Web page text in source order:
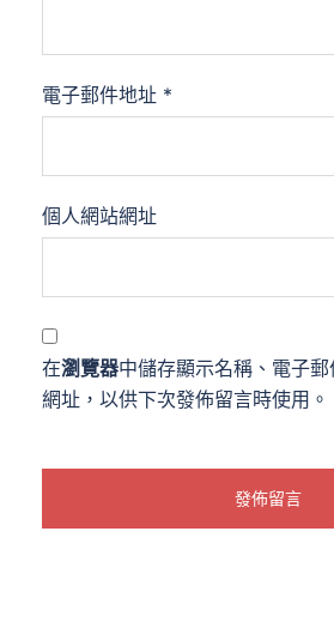
電子郵件地址 *
個人網站網址
在瀏覽器中儲存顯示名稱、電子
網址，以供下次發佈留言時使用。